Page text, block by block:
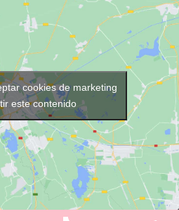
cookies de marketing
este contenido